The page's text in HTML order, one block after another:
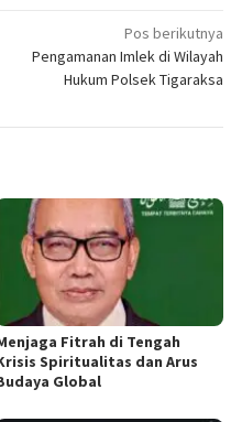
Pos berikutnya
Pengamanan Imlek di Wilayah
Hukum Polsek Tigaraksa
Fitrah di Tengah
Spiritualitas dan Arus
Global